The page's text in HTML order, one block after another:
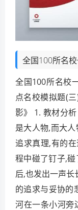
全国100所名
全国100所名校
点名校模拟题(
影》 1. 教材分
是大人物,而大
追求真理,有的
程中碰了钉子,
后,也发出一声长
的追求与妥协的
河在一条小河旁